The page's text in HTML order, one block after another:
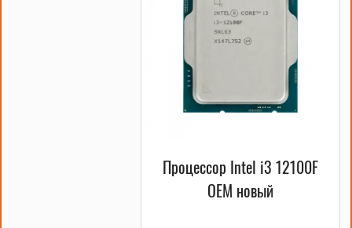
Процессор Intel i3 12100F
OEM новый